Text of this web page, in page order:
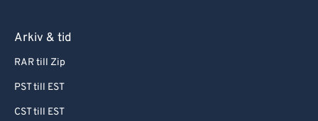
Arkiv & tid
RAR till Zip
PST till EST
CST till EST